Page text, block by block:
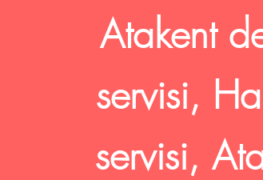
Atakent
servisi,
servisi,